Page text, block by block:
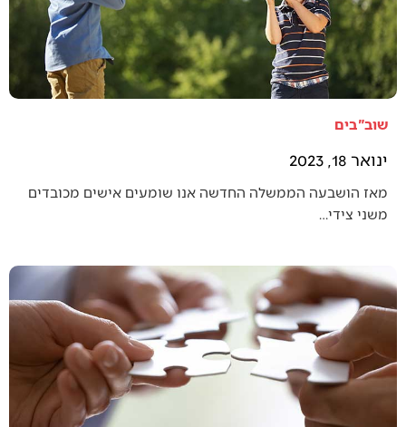
שוב"בים
ינואר 18, 2023
מאז הושבעה הממשלה החדשה אנו שומעים אישים מכובדים
משני צידי…